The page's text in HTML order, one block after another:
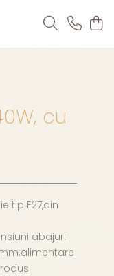
cu
tip E27,din
abajur: